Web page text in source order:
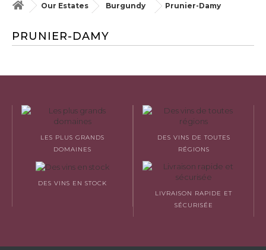
Our Estates Burgundy Prunier-Damy
PRUNIER-DAMY
LES PLUS GRANDS
DOMAINES
DES VINS DE TOUTES
RÉGIONS
DES VINS EN STOCK
LIVRAISON RAPIDE ET
SÉCURISÉE